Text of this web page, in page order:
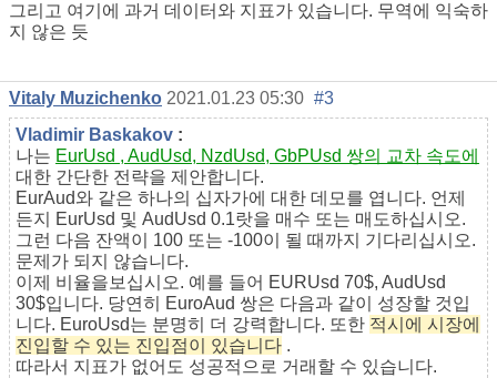
그리고 여기에 과거 데이터와 지표가 있습니다. 무역에 익숙하
지 않은 듯
Vitaly Muzichenko 2021.01.23 05:30 #3
Vladimir Baskakov :
나는 EurUsd , AudUsd, NzdUsd, GbPUsd 쌍의 교차 속도에
대한 간단한 전략을 제안합니다.
EurAud와 같은 하나의 십자가에 대한 데모를 엽니다. 언제
든지 EurUsd 및 AudUsd 0.1랏을 매수 또는 매도하십시오.
그런 다음 잔액이 100 또는 -100이 될 때까지 기다리십시오.
문제가 되지 않습니다.
이제 비율을보십시오. 예를 들어 EURUsd 70$, AudUsd
30$입니다. 당연히 EuroAud 쌍은 다음과 같이 성장할 것입
니다. EuroUsd는 분명히 더 강력합니다. 또한 적시에 시장에
진입할 수 있는 진입점이 있습니다 .
따라서 지표가 없어도 성공적으로 거래할 수 있습니다.